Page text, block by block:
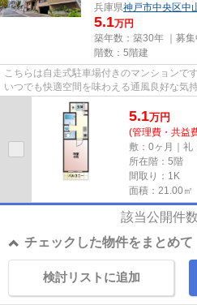
兵庫県神戸市中央区中
5.1万円
築年数：築30年 ｜募集
階数：5階建
こちらは自走式駐車場付きのマンションで
いつでも快適空間を味わえる通風良好な気
クセスできる、徒歩5分の距離...
5.1万円
(管理費・共益
敷：0ヶ月｜礼
所在階：5階
間取り：1K
面積：21.00㎡
該当公開件数
チェックした物件をまとめて
検討リストに追加